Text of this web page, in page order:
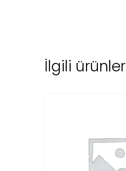
İlgili ürünler